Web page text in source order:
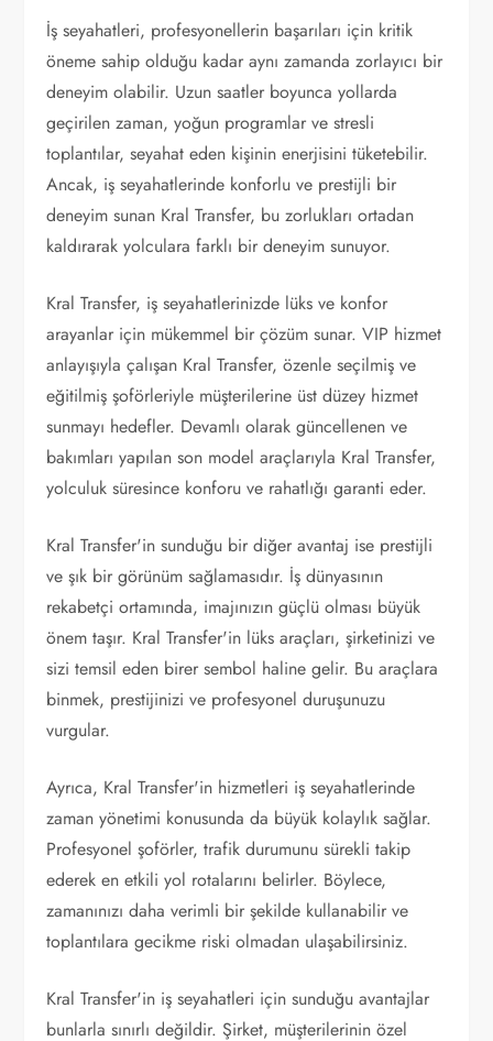
İş seyahatleri, profesyonellerin başarıları için kritik
öneme sahip olduğu kadar aynı zamanda zorlayıcı bir
deneyim olabilir. Uzun saatler boyunca yollarda
geçirilen zaman, yoğun programlar ve stresli
toplantılar, seyahat eden kişinin enerjisini tüketebilir.
Ancak, iş seyahatlerinde konforlu ve prestijli bir
deneyim sunan Kral Transfer, bu zorlukları ortadan
kaldırarak yolculara farklı bir deneyim sunuyor.
Kral Transfer, iş seyahatlerinizde lüks ve konfor
arayanlar için mükemmel bir çözüm sunar. VIP hizmet
anlayışıyla çalışan Kral Transfer, özenle seçilmiş ve
eğitilmiş şoförleriyle müşterilerine üst düzey hizmet
sunmayı hedefler. Devamlı olarak güncellenen ve
bakımları yapılan son model araçlarıyla Kral Transfer,
yolculuk süresince konforu ve rahatlığı garanti eder.
Kral Transfer'in sunduğu bir diğer avantaj ise prestijli
ve şık bir görünüm sağlamasıdır. İş dünyasının
rekabetçi ortamında, imajınızın güçlü olması büyük
önem taşır. Kral Transfer'in lüks araçları, şirketinizi ve
sizi temsil eden birer sembol haline gelir. Bu araçlara
binmek, prestijinizi ve profesyonel duruşunuzu
vurgular.
Ayrıca, Kral Transfer'in hizmetleri iş seyahatlerinde
zaman yönetimi konusunda da büyük kolaylık sağlar.
Profesyonel şoförler, trafik durumunu sürekli takip
ederek en etkili yol rotalarını belirler. Böylece,
zamanınızı daha verimli bir şekilde kullanabilir ve
toplantılara gecikme riski olmadan ulaşabilirsiniz.
Kral Transfer'in iş seyahatleri için sunduğu avantajlar
bunlarla sınırlı değildir. Şirket, müşterilerinin özel